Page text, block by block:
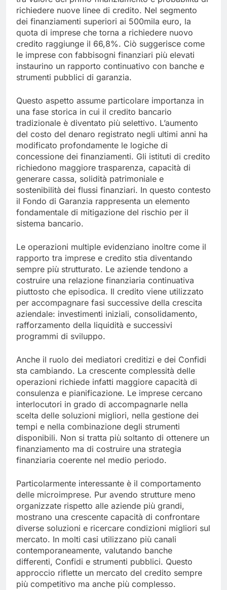
richiedere nuove linee di credito. Nel segmento
dei finanziamenti superiori ai 500mila euro, la
quota di imprese che torna a richiedere nuovo
credito raggiunge il 66,8%. Ciò suggerisce come
le imprese con fabbisogni finanziari più elevati
instaurino un rapporto continuativo con banche e
strumenti pubblici di garanzia.
Questo aspetto assume particolare importanza in
una fase storica in cui il credito bancario
tradizionale è diventato più selettivo. L’aumento
del costo del denaro registrato negli ultimi anni ha
modificato profondamente le logiche di
concessione dei finanziamenti. Gli istituti di credito
richiedono maggiore trasparenza, capacità di
generare cassa, solidità patrimoniale e
sostenibilità dei flussi finanziari. In questo contesto
il Fondo di Garanzia rappresenta un elemento
fondamentale di mitigazione del rischio per il
sistema bancario.
Le operazioni multiple evidenziano inoltre come il
rapporto tra imprese e credito stia diventando
sempre più strutturato. Le aziende tendono a
costruire una relazione finanziaria continuativa
piuttosto che episodica. Il credito viene utilizzato
per accompagnare fasi successive della crescita
aziendale: investimenti iniziali, consolidamento,
rafforzamento della liquidità e successivi
programmi di sviluppo.
Anche il ruolo dei mediatori creditizi e dei Confidi
sta cambiando. La crescente complessità delle
operazioni richiede infatti maggiore capacità di
consulenza e pianificazione. Le imprese cercano
interlocutori in grado di accompagnarle nella
scelta delle soluzioni migliori, nella gestione dei
tempi e nella combinazione degli strumenti
disponibili. Non si tratta più soltanto di ottenere un
finanziamento ma di costruire una strategia
finanziaria coerente nel medio periodo.
Particolarmente interessante è il comportamento
delle microimprese. Pur avendo strutture meno
organizzate rispetto alle aziende più grandi,
mostrano una crescente capacità di confrontare
diverse soluzioni e ricercare condizioni migliori sul
mercato. In molti casi utilizzano più canali
contemporaneamente, valutando banche
differenti, Confidi e strumenti pubblici. Questo
approccio riflette un mercato del credito sempre
più competitivo ma anche più complesso.